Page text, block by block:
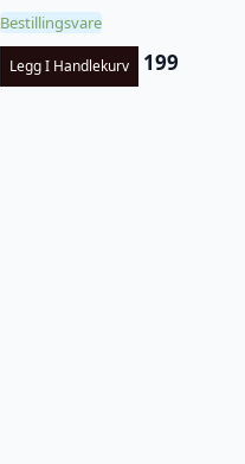
Bestillingsvare
Legg I Handlekurv 199